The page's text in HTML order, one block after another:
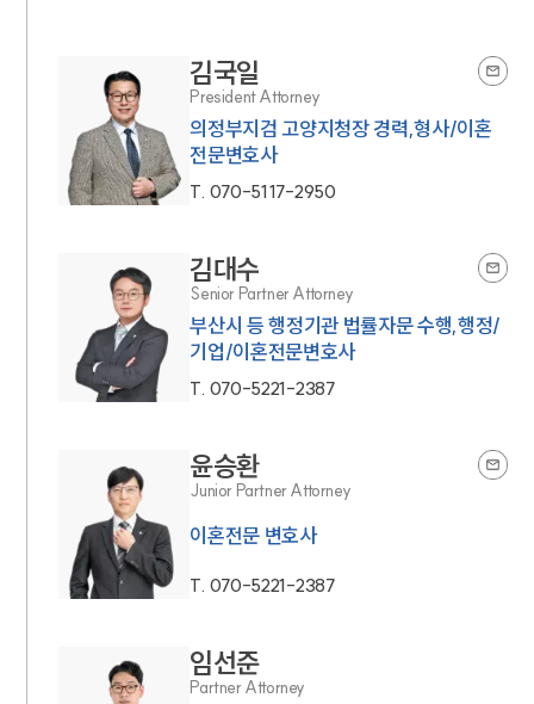
김국일
President Attorney
의정부지검 고양지청장 경력,형사/이혼
전문변호사
T. 070-5117-2950
김대수
Senior Partner Attorney
부산시 등 행정기관 법률자문 수행,행정/
기업/이혼전문변호사
T. 070-5221-2387
윤승환
Junior Partner Attorney
이혼전문 변호사
T. 070-5221-2387
임선준
Partner Attorney